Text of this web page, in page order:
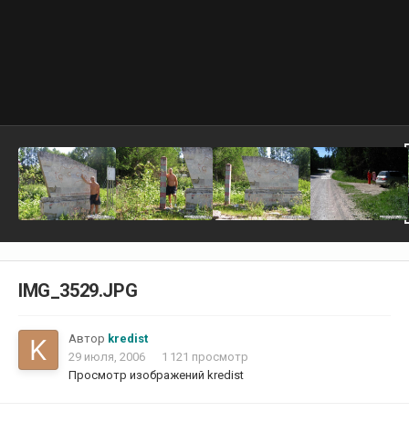
IMG_3529.JPG
Автор kredist
29 июля, 2006
1 121 просмотр
Просмотр изображений kredist